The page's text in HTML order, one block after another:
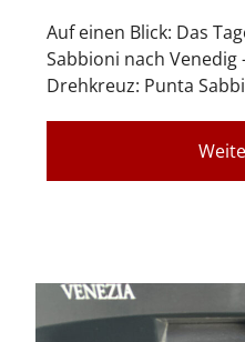
Auf einen Blick: Das
Sabbioni nach Venedig
Drehkreuz: Punta